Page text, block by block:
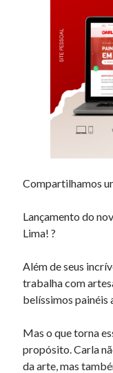
Compartilhamos
Lançamento do
Lima! ?
Além de seus
trabalha com
belíssimos painéis
Mas o que torna
propósito. Carla
da arte, mas